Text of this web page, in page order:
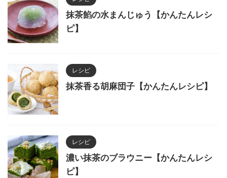
抹茶餡の水まんじゅう【かんたんレシ
ピ】
レシピ
抹茶香る胡麻団子【かんたんレシピ】
レシピ
濃い抹茶のブラウニー【かんたんレシ
ピ】